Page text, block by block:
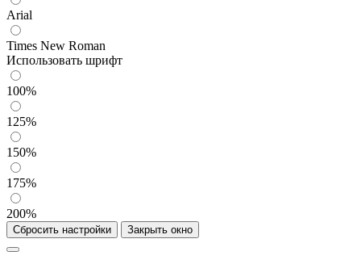
Arial
Times New Roman
Использовать шрифт
100%
125%
150%
175%
200%
Сбросить настройки Закрыть окно